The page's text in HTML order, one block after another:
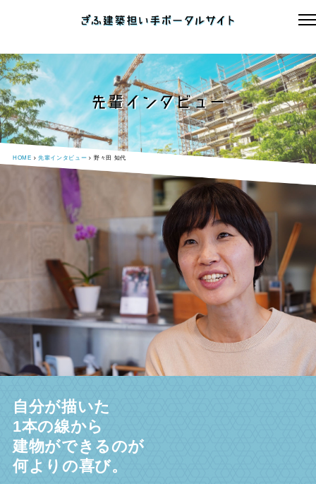
先輩インタビュー
HOME 先輩インタビュー 野々田 知代
自分が描いた
1本の線から
建物ができるのが
何よりの喜び。